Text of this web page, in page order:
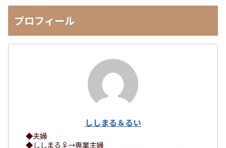
プロフィール
ししまる＆るい
◆夫婦
◆ししまる♀→専業主婦